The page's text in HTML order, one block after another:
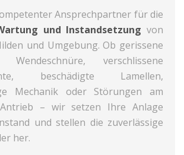
Ansprechpartner für die
und Instandsetzung von
und Umgebung. Ob gerissene
verschlissene
beschädigte Lamellen,
Mechanik oder Störungen am
– wir setzen Ihre Anlage
und stellen die zuverlässige
her.